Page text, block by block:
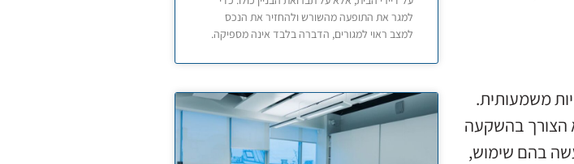
משמעותית.
הצורך בהשקעה
בהם שימוש,
למגר את התופעה מהשורש ולהחזיר את הנכס
למצב ראוי למגורים, הדברה בלבד אינה מספיקה.